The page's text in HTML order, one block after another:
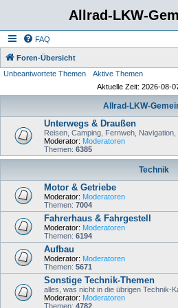
Allrad-LKW-
FAQ
Foren-Übersicht
Unbeantwortete Themen
Aktive Themen
Aktuelle Zeit: 2026-08-
Allrad-LKW-
Unterwegs & Draußen
Reisen, Camping, Fernweh, Navigation,
Moderator: Moderatoren
Themen: 6385
Technik
Motor & Getriebe
Moderator: Moderatoren
Themen: 7004
Fahrerhaus & Fahrgestell
Moderator: Moderatoren
Themen: 6194
Aufbau
Moderator: Moderatoren
Themen: 5671
Sonstige Technik-Themen
alles, was nicht in die übrigen Technik-
Moderator: Moderatoren
Themen: 4782